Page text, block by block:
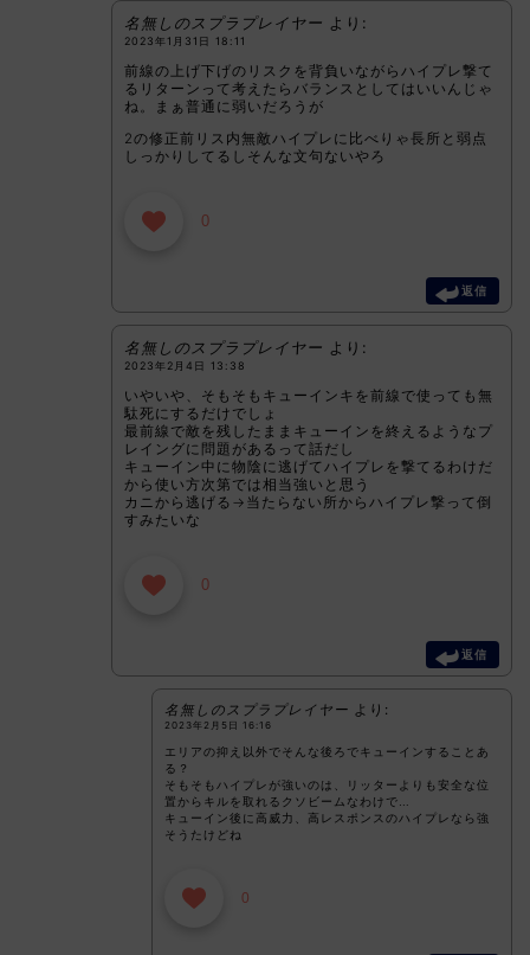
名無しのスプラプレイヤー より:
2023年1月31日 18:11
前線の上げ下げのリスクを背負いながらハイプレ撃て
るリターンって考えたらバランスとしてはいいんじゃ
ね。まぁ普通に弱いだろうが
2の修正前リス内無敵ハイプレに比べりゃ長所と弱点
しっかりしてるしそんな文句ないやろ
0
返信
名無しのスプラプレイヤー より:
2023年2月4日 13:38
いやいや、そもそもキューインキを前線で使っても無
駄死にするだけでしょ
最前線で敵を残したままキューインを終えるようなプ
レイングに問題があるって話だし
キューイン中に物陰に逃げてハイプレを撃てるわけだ
から使い方次第では相当強いと思う
カニから逃げる→当たらない所からハイプレ撃って倒
すみたいな
0
返信
名無しのスプラプレイヤー より:
2023年2月5日 16:16
エリアの抑え以外でそんな後ろでキューインすることあ
る？
そもそもハイプレが強いのは、リッターよりも安全な位
置からキルを取れるクソビームなわけで…
キューイン後に高威力、高レスポンスのハイプレなら強
そうたけどね
0